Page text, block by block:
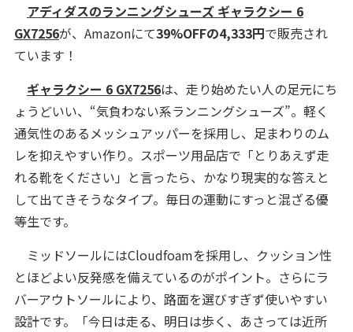
アディダスのランニングシューズ ギャラクシー 6
GX7256が、Amazonにて39%OFFの4,333円で販売され
ています！
ギャラクシー 6 GX7256は、走り始めたい人の足元にち
ょうどいい、“気負わない系ランニングシューズ”。軽く
通気性のあるメッシュアッパーを採用し、足まわりのム
レを抑えやすい作り。スポーツ用品店で「とりあえず走
れる靴をください」と言ったら、かなり現実的な答えと
して出てきそうなタイプ。毎日の運動にすっと混ざる優
等生です。
ミッドソールにはCloudfoamを採用し、クッション性
とほどよい反発感を備えているのがポイント。さらにラ
バーアウトソールにより、路面を選びすぎず使いやすい
設計です。「今日は走る、明日は歩く、あさっては近所